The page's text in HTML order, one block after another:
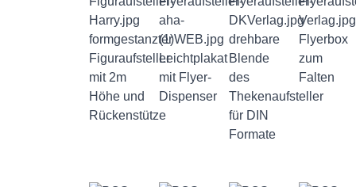
formgestanzter
Figuraufsteller
mit 2m
Höhe und
Rückenstütze
Leichtplakat
mit Flyer-
Dispenser
drehbare
Blende
des
Thekenaufsteller
für DIN
Formate
Flyerbox
zum
Falten